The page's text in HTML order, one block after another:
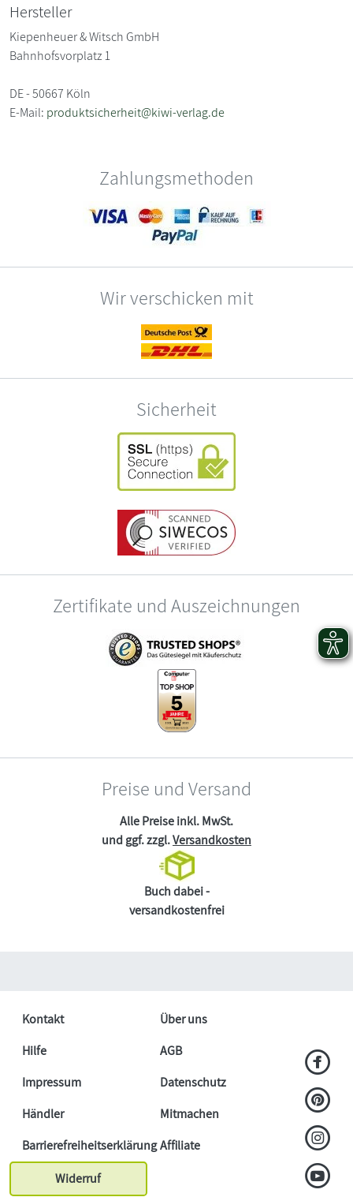
Hersteller
Kiepenheuer & Witsch GmbH
Bahnhofsvorplatz 1
DE - 50667 Köln
E-Mail: produktsicherheit@kiwi-verlag.de
Zahlungsmethoden
Wir verschicken mit
Sicherheit
Zertifikate und Auszeichnungen
Preise und Versand
Alle Preise inkl. MwSt.
und ggf. zzgl.Versandkosten
Buch dabei -
versandkostenfrei
Kontakt
Über uns
Hilfe
AGB
Impressum
Datenschutz
Händler
Mitmachen
BarrierefreiheitserklärungAffiliate
Widerruf